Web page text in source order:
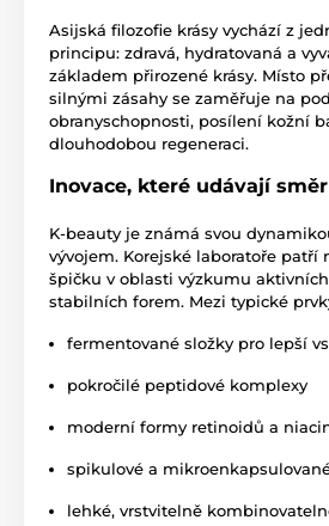
Asijská filozofie krásy vychází z
principu: zdravá, hydratovaná a
základem přirozené krásy. Místo
silnými zásahy se zaměřuje na
obranyschopnosti, posílení kožní
dlouhodobou regeneraci.
Inovace, které udávají směr
K-beauty je známá svou
vývojem. Korejské laboratoře patří
špičku v oblasti výzkumu
stabilních forem. Mezi typické
fermentované složky pro lepší
pokročilé peptidové komplexy
moderní formy retinoidů a
spikulové a
lehké, vrstvitelně